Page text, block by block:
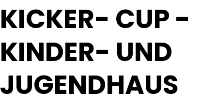
KICKER- CUP -
KINDER- UND
JUGENDHAUS